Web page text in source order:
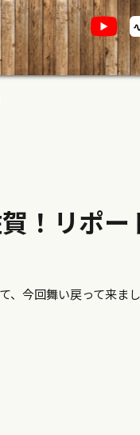
！リポー
、今回舞い戻って来